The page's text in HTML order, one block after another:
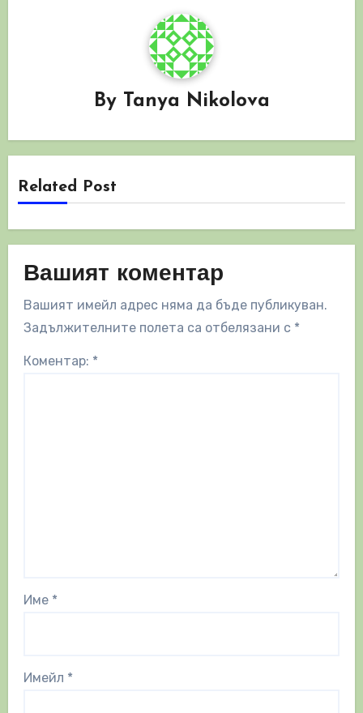
By Tanya Nikolova
Related Post
Вашият коментар
Вашият имейл адрес няма да бъде публикуван.
Задължителните полета са отбелязани с *
Коментар: *
Име *
Имейл *